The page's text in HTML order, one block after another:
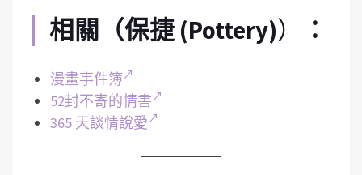
相關（保捷 (Pottery)） ：
漫畫事件簿
52封不寄的情書
365 天談情說愛